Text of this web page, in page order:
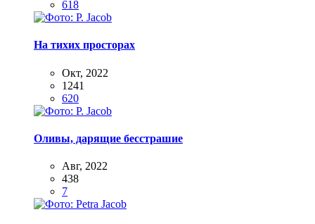
618
На тихих просторах
Окт, 2022
1241
620
Оливы, дарящие бесстрашие
Авг, 2022
438
7